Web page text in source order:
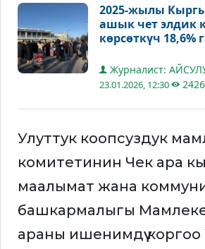
2025-жылы
ашык чет элдик
көрсөткүч 18,6%
Журналист:
23.01.2026, 12:30
Улуттук коопсуздук
комитетинин Чек ара
маалымат жана
башкармалыгы
араны ишенимдүү коргоо